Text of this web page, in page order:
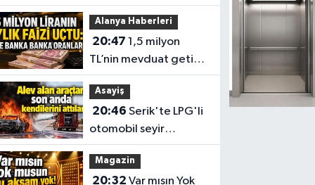
Gene projesini hayata
geçirdi
Alanya Haberleri
20:47 1,5 milyon
TL’nin mevduat getirisi
değişti
Asayiş
20:46 Serik'te LPG'li
otomobil seyir
halindeyken alev aldı
Magazin
20:32 Var mısın Yok